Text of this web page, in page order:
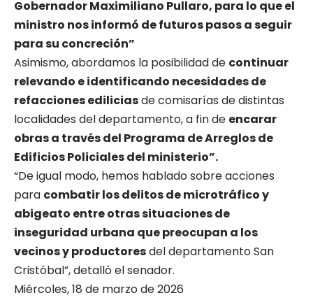
Gobernador Maximiliano Pullaro, para lo que el
ministro nos informó de futuros pasos a seguir
para su concreción”
Asimismo, abordamos la posibilidad de continuar
relevando e identificando necesidades de
refacciones ediliciasde comisarías de distintas
localidades del departamento, a fin de encarar
obras a través del Programa de Arreglos de
Edificios Policiales del ministerio”.
“De igual modo, hemos hablado sobre acciones
para combatir los delitos de microtráfico y
abigeato entre otras situaciones de
inseguridad urbana que preocupan a los
vecinos y productoresdel departamento San
Cristóbal”, detalló el senador.
Miércoles, 18 de marzo de 2026